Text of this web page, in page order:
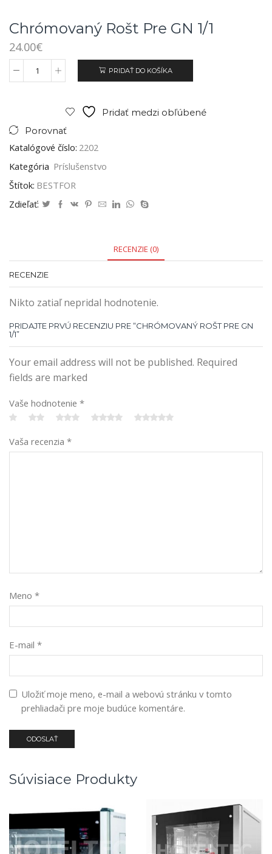
Chrómovaný Rošt Pre GN 1/1
24.00€
PRIDAŤ DO KOŠÍKA
Pridať medzi obľúbené
Porovnať
Katalógové číslo: 2202
Kategória Príslušenstvo
Štítok: BESTFOR
Zdieľať:
RECENZIE (0)
RECENZIE
Nikto zatiaľ nepridal hodnotenie.
PRIDAJTE PRVÚ RECENZIU PRE “CHRÓMOVANÝ ROŠT PRE GN
1/1”
Your email address will not be published. Required
fields are marked
Vaše hodnotenie *
Vaša recenzia *
Meno *
E-mail *
Uložiť moje meno, e-mail a webovú stránku v tomto
prehliadači pre moje budúce komentáre.
Súvisiace Produkty